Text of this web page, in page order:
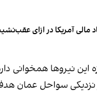
آمریکا در ازای
نیروها همخوانی